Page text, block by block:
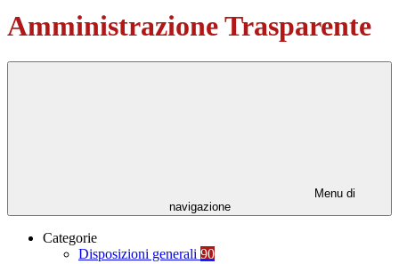
Amministrazione Trasparente
Menu di
navigazione
Categorie
Disposizioni generali 90